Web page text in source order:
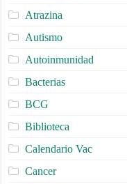
Atrazina
Autismo
Autoinmunidad
Bacterias
BCG
Biblioteca
Calendario Vac
Cancer